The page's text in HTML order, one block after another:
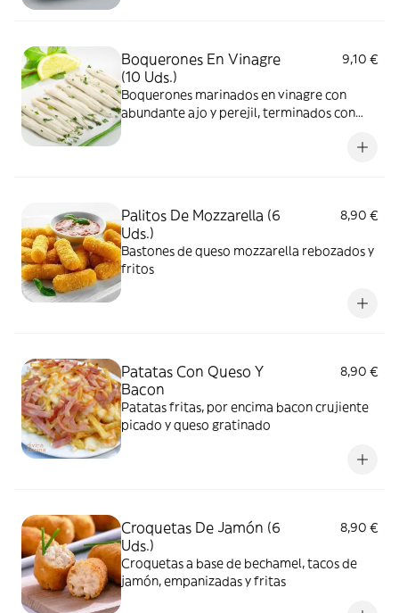
Boquerones En Vinagre
(10 Uds.)
9,10 €
Boquerones marinados en vinagre con
abundante ajo y perejil, terminados con
Palitos De Mozzarella (6
Uds.)
8,90 €
Bastones de queso mozzarella rebozados y
fritos
Patatas Con Queso Y
Bacon
8,90 €
Patatas fritas, por encima bacon crujiente
picado y queso gratinado
Croquetas De Jamón (6
Uds.)
8,90 €
Croquetas a base de bechamel, tacos de
jamón, empanizadas y fritas